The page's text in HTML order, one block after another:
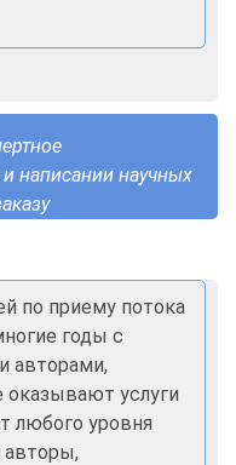
написании научных
по приему потока
годы с
авторами,
услуги
любого уровня
авторы,